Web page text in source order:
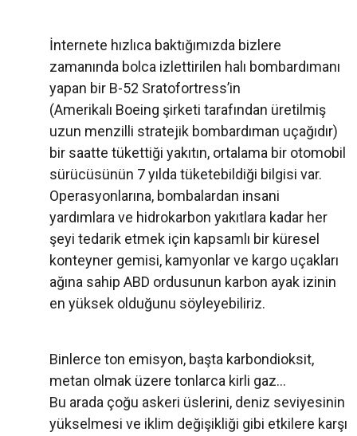
İnternete hızlıca baktığımızda bizlere
zamanında bolca izlettirilen halı bombardımanı
yapan bir B-52 Sratofortress’in
(Amerikalı Boeing şirketi tarafından üretilmiş
uzun menzilli stratejik bombardıman uçağıdır)
bir saatte tükettiği yakıtın, ortalama bir otomobil
sürücüsünün 7 yılda tüketebildiği bilgisi var.
Operasyonlarına, bombalardan insani
yardımlara ve hidrokarbon yakıtlara kadar her
şeyi tedarik etmek için kapsamlı bir küresel
konteyner gemisi, kamyonlar ve kargo uçakları
ağına sahip ABD ordusunun karbon ayak izinin
en yüksek olduğunu söyleyebiliriz.
Binlerce ton emisyon, başta karbondioksit,
metan olmak üzere tonlarca kirli gaz…
Bu arada çoğu askeri üslerini, deniz seviyesinin
yükselmesi ve iklim değişikliği gibi etkilere karşı